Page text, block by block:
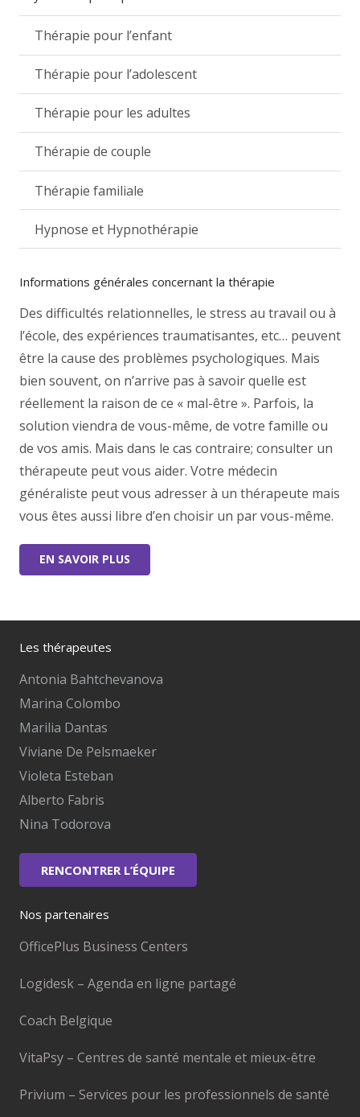
Thérapie pour l’enfant
Thérapie pour l’adolescent
Thérapie pour les adultes
Thérapie de couple
Thérapie familiale
Hypnose et Hypnothérapie
Informations générales concernant la thérapie
Des difficultés relationnelles, le stress au travail ou à
l’école, des expériences traumatisantes, etc… peuvent
être la cause des problèmes psychologiques. Mais
bien souvent, on n’arrive pas à savoir quelle est
réellement la raison de ce « mal-être ». Parfois, la
solution viendra de vous-même, de votre famille ou
de vos amis. Mais dans le cas contraire; consulter un
thérapeute peut vous aider. Votre médecin
généraliste peut vous adresser à un thérapeute mais
vous êtes aussi libre d’en choisir un par vous-même.
EN SAVOIR PLUS
Les thérapeutes
Antonia Bahtchevanova
Marina Colombo
Marilia Dantas
Viviane De Pelsmaeker
Violeta Esteban
Alberto Fabris
Nina Todorova
RENCONTRER L’ÉQUIPE
Nos partenaires
OfficePlus Business Centers
Logidesk – Agenda en ligne partagé
Coach Belgique
VitaPsy – Centres de santé mentale et mieux-être
Privium – Services pour les professionnels de santé